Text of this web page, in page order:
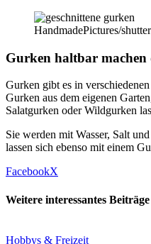
HandmadePictures/
Gurken haltbar
Gurken gibt es in
Gurken aus dem eigenen
Salatgurken oder Wildgurken
Sie werden mit Wasser, Salt
lassen sich ebenso mit einem
FacebookX
Weitere interessantes Beiträge
Hobbys & Freizeit